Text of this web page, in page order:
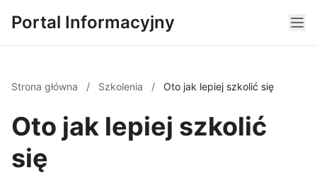
Portal Informacyjny
Strona główna / Szkolenia / Oto jak lepiej szkolić się
Oto jak lepiej szkolić
się